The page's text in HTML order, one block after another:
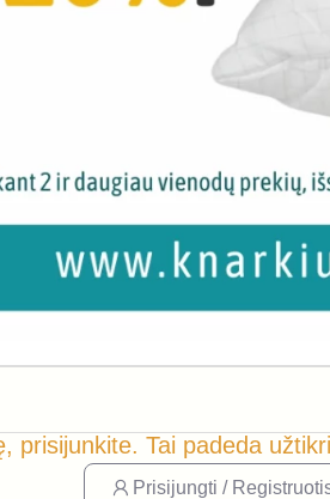
prisijunkite. Tai padeda
Prisijungti /